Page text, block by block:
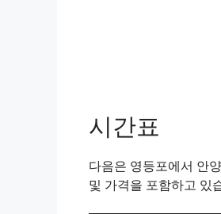
시간표
다음은 영등포에서 안
및 가격을 포함하고 있